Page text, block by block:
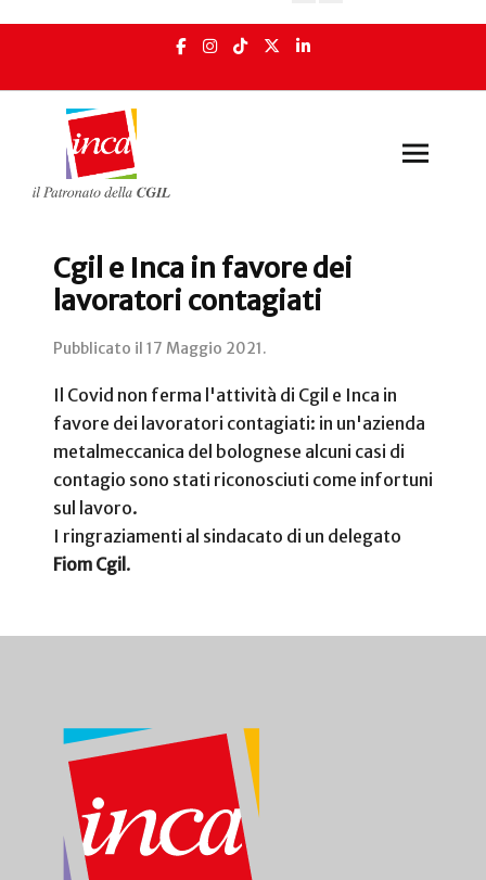
Cgil e Inca in favore dei
lavoratori contagiati
Pubblicato il 17 Maggio 2021.
Il Covid non ferma l'attività di Cgil e Inca in
favore dei lavoratori contagiati: in un'azienda
metalmeccanica del bolognese alcuni casi di
contagio sono stati riconosciuti come infortuni
sul lavoro.
I ringraziamenti al sindacato di un delegato
Fiom Cgil .